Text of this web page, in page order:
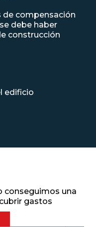
de compensación
debe haber
construcción
edificio
conseguimos una
gastos